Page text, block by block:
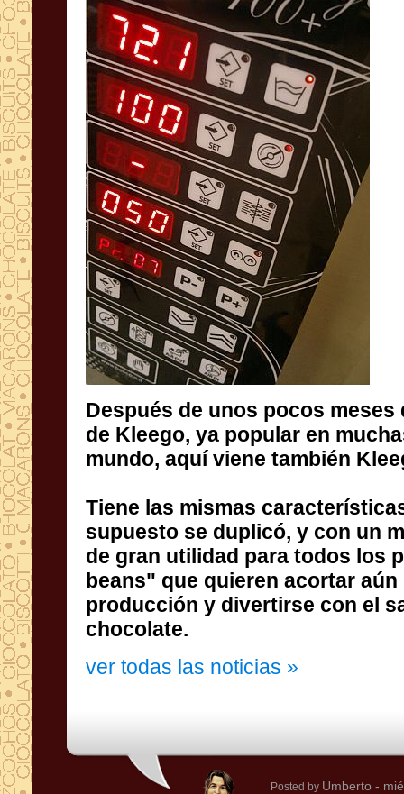
Después de unos pocos meses
de Kleego, ya popular en
mundo, aquí viene también
Tiene las mismas
supuesto se duplicó, y con un
de gran utilidad para todos los
beans" que quieren acortar aún
producción y divertirse con el
chocolate.
ver todas las noticias »
Posted by Umberto -